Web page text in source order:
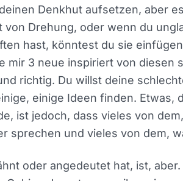
wenn es für die Besten
hoffentlich für mich, das ist
Denkhut aufsetzen, aber
Art von Drehung, oder wenn du
Überschriften hast, könntest du
schreibe mir 3 neue
und einige, einige Ideen